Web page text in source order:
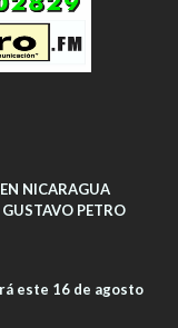
NICARAGUA
PETRO
este 16 de agosto